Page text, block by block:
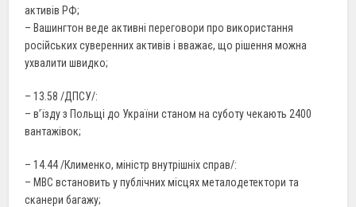
активів РФ;
– Вашингтон веде активні переговори про використання
російських суверенних активів і вважає, що рішення можна
ухвалити швидко;
– 13.58 /ДПСУ/:
– в’їзду з Польщі до України станом на суботу чекають 2400
вантажівок;
– 14.44 /Клименко, міністр внутрішніх справ/:
– МВС встановить у публічних місцях металодетектори та
сканери багажу;